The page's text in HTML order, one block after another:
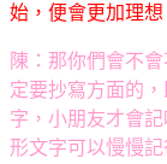
始，便會更加理想
陳：那你們會不
定要抄寫方面的
字，小朋友才會
形文字可以慢慢